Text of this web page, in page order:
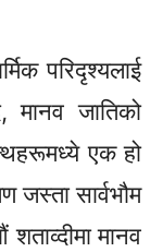
परिदृश्यलाई
मानव जातिको
एक हो
जस्ता सार्वभौम
मानव